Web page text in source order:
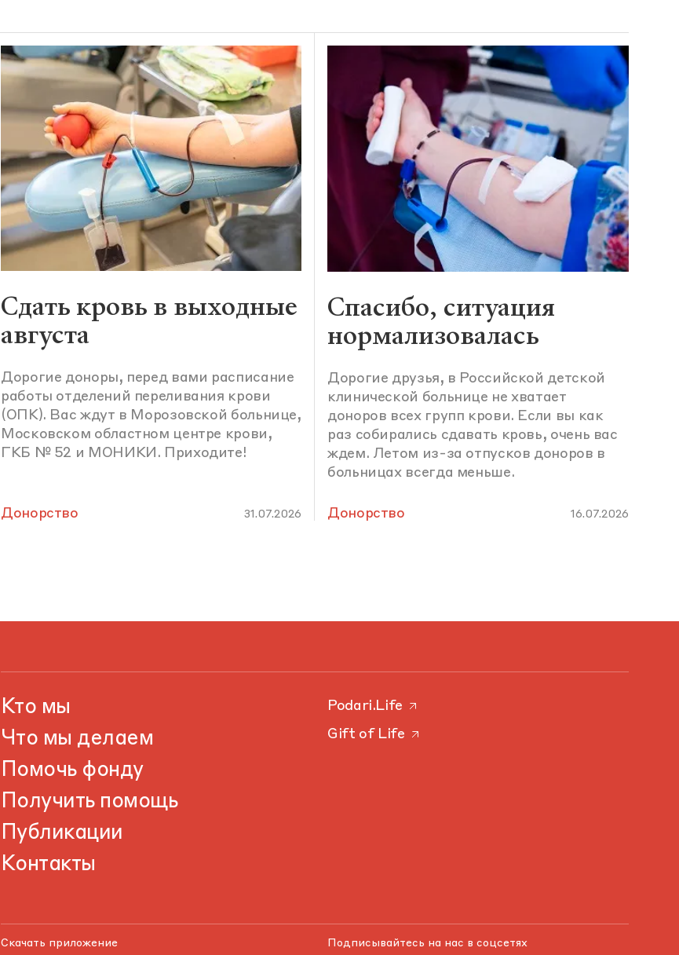
Сдать кровь в выходные
августа
Дорогие доноры, перед вами расписание
работы отделений переливания крови
(ОПК). Вас ждут в Морозовской больнице,
Московском областном центре крови,
ГКБ № 52 и МОНИКИ. Приходите!
Донорство 31.07.2026
Спасибо, ситуация
нормализовалась
Дорогие друзья, в Российской детской
клинической больнице не хватает
доноров всех групп крови. Если вы как
раз собирались сдавать кровь, очень вас
ждем. Летом из-за отпусков доноров в
больницах всегда меньше.
Донорство 16.07.2026
Кто мы
Что мы делаем
Помочь фонду
Получить помощь
Публикации
Контакты
Podari.Life
Gift of Life
Скачать приложение Подписывайтесь на нас в соцсетях